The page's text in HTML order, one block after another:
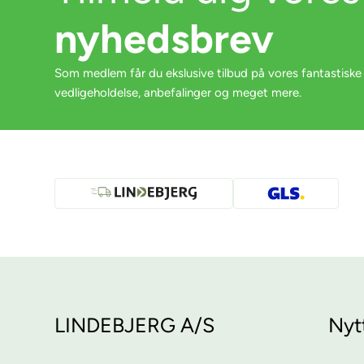
nyhedsbrev
Som medlem får du ekslusive tilbud på vores
vedligeholdelse, anbefalinger og meget mere.
LINDEBJERG A/S